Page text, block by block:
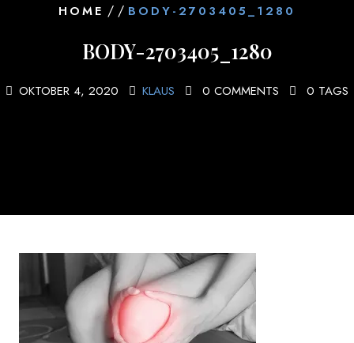
HOME / / BODY-2703405_1280
BODY-2703405_1280
OKTOBER 4, 2020 KLAUS 0 COMMENTS 0 TAGS